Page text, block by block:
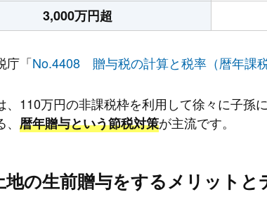
3,000万円超
庁「No.4408 贈与税の計算と税率（暦年課税
、110万円の非課税枠を利用して徐々に子孫
暦年贈与という節税対策が主流です。
地の生前贈与をするメリットと